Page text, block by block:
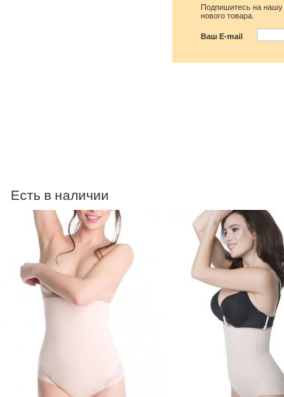
Подпишитесь на нашу
нового товара.
Ваш E-mail
Есть в наличии
Розовое платье футляр с
разрезом на ноге
Светлое бежевое
на короткий